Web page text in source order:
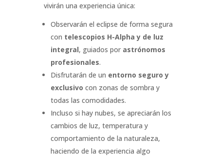
vivirán una experiencia única:
Observarán el eclipse de forma segura
con telescopios H-Alpha y de luz
integral, guiados por astrónomos
profesionales.
Disfrutarán de un entorno seguro y
exclusivo con zonas de sombra y
todas las comodidades.
Incluso si hay nubes, se apreciarán los
cambios de luz, temperatura y
comportamiento de la naturaleza,
haciendo de la experiencia algo